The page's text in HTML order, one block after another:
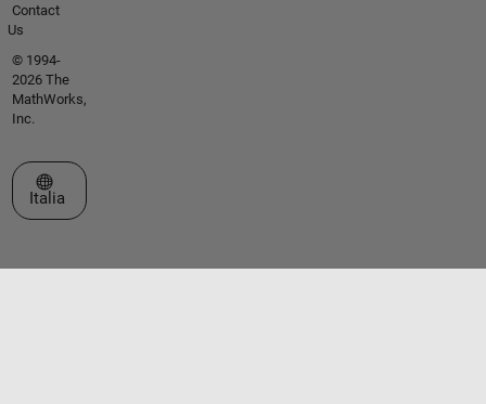
Contact
Us
© 1994-
2026 The
MathWorks,
Inc.
Seleziona un sito web
Italia